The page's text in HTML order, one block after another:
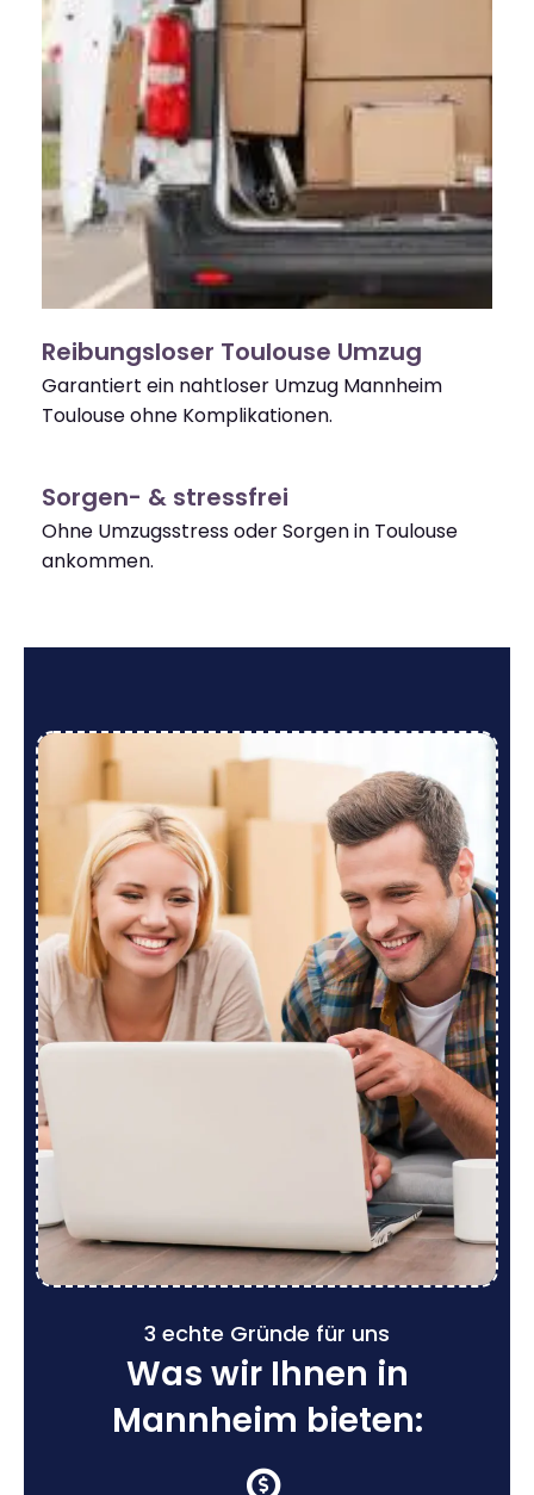
Reibungsloser Toulouse Umzug
Garantiert ein nahtloser Umzug Mannheim
Toulouse ohne Komplikationen.
Sorgen- & stressfrei
Ohne Umzugsstress oder Sorgen in Toulouse
ankommen.
3 echte Gründe für uns
Was wir Ihnen in
Mannheim bieten: